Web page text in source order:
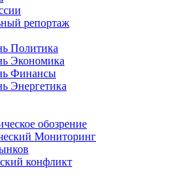
репортаж
Политика
Экономика
Финансы
Энергетика
обозрение
Мониторинг
конфликт